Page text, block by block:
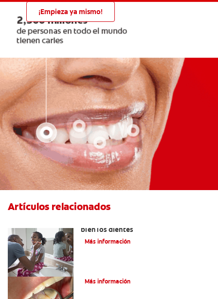
¡Empieza ya mismo!
Artículos relacionados
bien los dientes
Más información
Más información